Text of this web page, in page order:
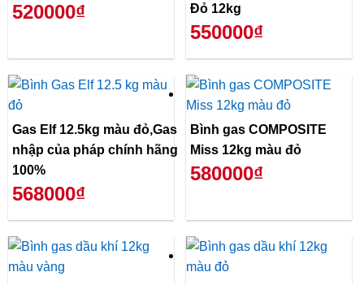
520000₫
Đỏ 12kg
550000₫
Gas Elf 12.5kg màu đỏ,Gas
nhập của pháp chính hãng
100%
568000₫
Bình gas COMPOSITE
Miss 12kg màu đỏ
580000₫